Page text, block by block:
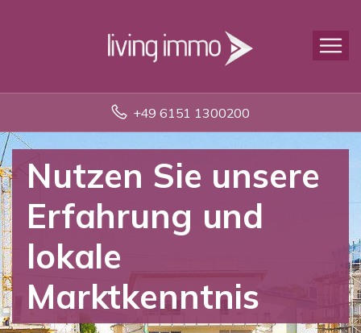
+49 6151 1300200
Nutzen Sie unsere
Erfahrung und
lokale
Marktkenntnis